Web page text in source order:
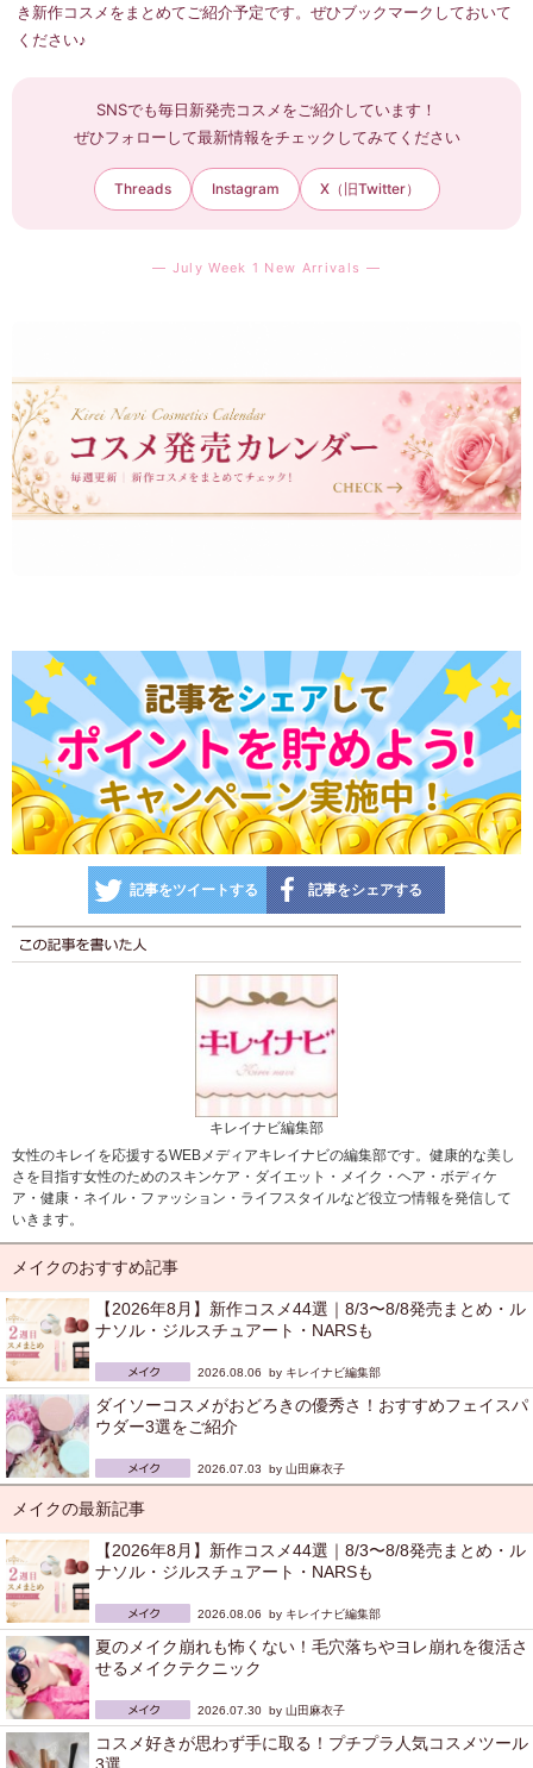
き新作コスメをまとめてご紹介予定です。ぜひブックマークしておいて
ください♪
SNSでも毎日新発売コスメをご紹介しています！
ぜひフォローして最新情報をチェックしてみてください
Threads Instagram X（旧Twitter）
— July Week 1 New Arrivals —
記事をツイートする 記事をシェアする
キレイナビ編集部
女性のキレイを応援するWEBメディアキレイナビの編集部です。健康的な美し
さを目指す女性のためのスキンケア・ダイエット・メイク・ヘア・ボディケ
ア・健康・ネイル・ファッション・ライフスタイルなど役立つ情報を発信して
いきます。
メイクのおすすめ記事
【2026年8月】新作コスメ44選｜8/3〜8/8発売まとめ・ル
ナソル・ジルスチュアート・NARSも
2026.08.06 by キレイナビ編集部
ダイソーコスメがおどろきの優秀さ！おすすめフェイスパ
ウダー3選をご紹介
2026.07.03 by 山田麻衣子
メイクの最新記事
【2026年8月】新作コスメ44選｜8/3〜8/8発売まとめ・ル
ナソル・ジルスチュアート・NARSも
2026.08.06 by キレイナビ編集部
夏のメイク崩れも怖くない！毛穴落ちやヨレ崩れを復活さ
せるメイクテクニック
2026.07.30 by 山田麻衣子
コスメ好きが思わず手に取る！プチプラ人気コスメツール